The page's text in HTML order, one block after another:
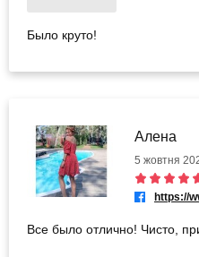
Было круто!
Алена
5 жовтня
Все было отлично! Чисто,